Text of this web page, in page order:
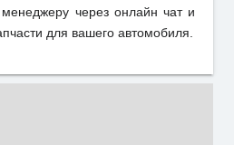
через онлайн чат и
для вашего автомобиля.